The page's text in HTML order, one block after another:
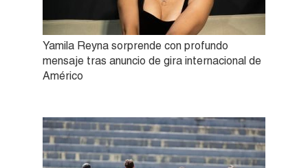
Yamila Reyna sorprende con profundo
mensaje tras anuncio de gira internacional de
Américo